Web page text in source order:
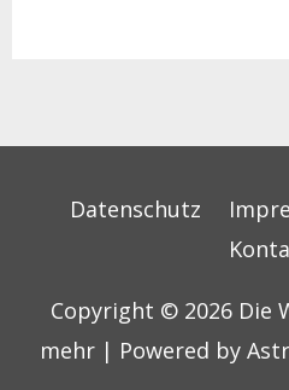
Datenschutz
Copyright © 2026 Die
mehr| Powered by